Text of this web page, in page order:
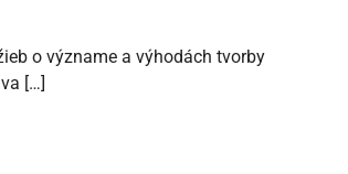
o význame a výhodách tvorby
[…]